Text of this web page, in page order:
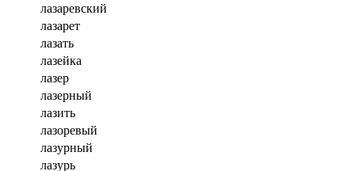
лазаревский
лазарет
лазать
лазейка
лазер
лазерный
лазить
лазоревый
лазурный
лазурь